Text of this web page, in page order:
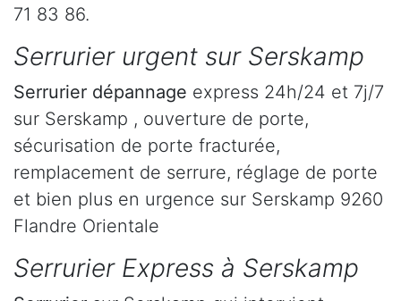
71 83 86.
Serrurier urgent sur Serskamp
Serrurier dépannage express 24h/24 et 7j/7
sur Serskamp , ouverture de porte,
sécurisation de porte fracturée,
remplacement de serrure, réglage de porte
et bien plus en urgence sur Serskamp 9260
Flandre Orientale
Serrurier Express à Serskamp